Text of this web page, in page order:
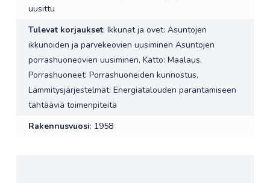
uusittu
Tulevat korjaukset: Ikkunat ja ovet: Asuntojen
ikkunoiden ja parvekeovien uusiminen Asuntojen
porrashuoneovien uusiminen, Katto: Maalaus,
Porrashuoneet: Porrashuoneiden kunnostus,
Lämmitysjärjestelmät: Energiatalouden parantamiseen
tähtääviä toimenpiteitä
Rakennusvuosi: 1958